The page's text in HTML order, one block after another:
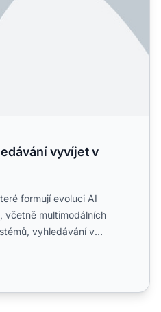
vyvíjet v
formují evoluci AI
včetně multimodálních
vyhledávání v